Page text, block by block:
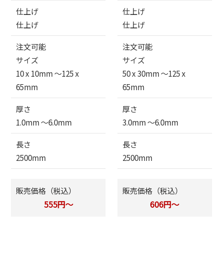
仕上げ
仕上げ
注文可能
サイズ
10 x 10mm 〜125 x
65mm
厚さ
1.0mm 〜6.0mm
長さ
2500mm
販売価格（税込）
555円～
仕上げ
仕上げ
注文可能
サイズ
50 x 30mm 〜125 x
65mm
厚さ
3.0mm 〜6.0mm
長さ
2500mm
販売価格（税込）
606円～